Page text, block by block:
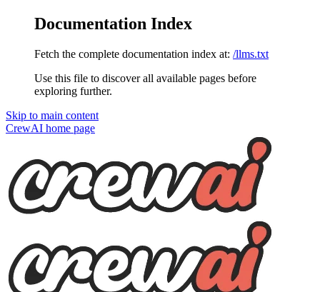
Documentation Index
Fetch the complete documentation index at: /llms.txt
Use this file to discover all available pages before
exploring further.
Skip to main content
CrewAI home page